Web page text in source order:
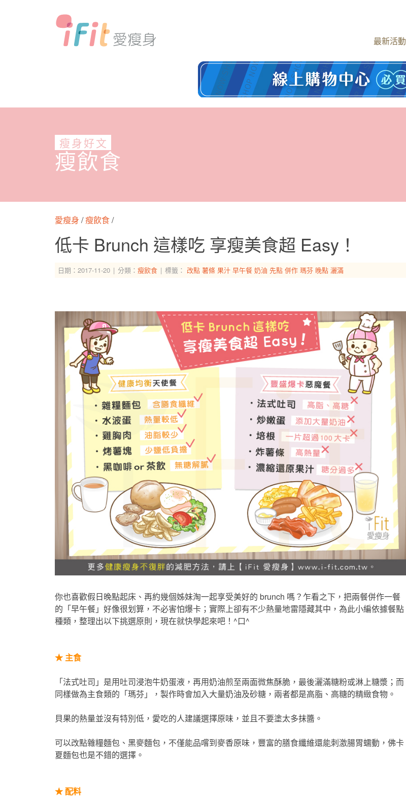
最新活動
瘦身好文
瘦飲食
愛瘦身 /瘦飲食/
低卡 Brunch 這樣吃 享瘦美食超 Easy！
日期：2017-11-20 分類： 瘦飲食 標籤： 改點 薯條 果汁 早午餐 奶油 先點 併作 瑪芬 晚點 灑滿
你也喜歡假日晚點起床、再約幾個姊妹淘一起享受美好的 brunch 嗎？乍看之下，把兩餐併作一餐
的「早午餐」好像很划算，不必害怕爆卡；實際上卻有不少熱量地雷隱藏其中，為此小編依據餐點
種類，整理出以下挑選原則，現在就快學起來吧！^口^
★ 主食
「法式吐司」是用吐司浸泡牛奶蛋液，再用奶油煎至兩面微焦酥脆，最後灑滿糖粉或淋上糖漿；而
同樣做為主食類的「瑪芬」，製作時會加入大量奶油及砂糖，兩者都是高脂、高糖的精緻食物。
貝果的熱量並沒有特別低，愛吃的人建議選擇原味，並且不要塗太多抹醬。
可以改點雜糧麵包、黑麥麵包，不僅能品嚐到麥香原味，豐富的膳食纖維還能刺激腸胃蠕動，佛卡
夏麵包也是不錯的選擇。
★ 配料